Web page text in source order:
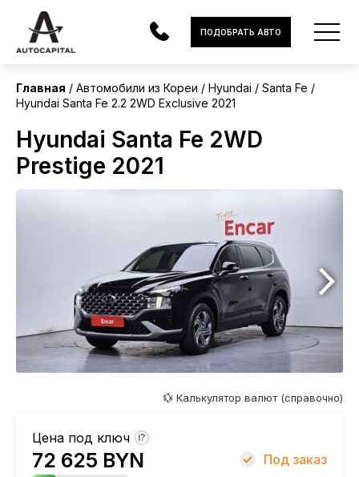
АВТОМОБИЛИ
ЭЛЕКТРОМОБИЛИ
В НАЛИЧИИ
ЛИЗИНГ
НОВОСТИ
ОТЗЫВЫ
О КОМПАНИИ
КОНТАКТЫ
ПОДОБРАТЬ АВТО
Главная Автомобили из Кореи Hyundai
Santa Fe
Hyundai Santa Fe 2.2 2WD Exclusive 2021
Hyundai Santa Fe 2WD
Prestige 2021
Корея
💱 Калькулятор валют (справочно)
Цена под ключ ?
72 625 BYN Под заказ